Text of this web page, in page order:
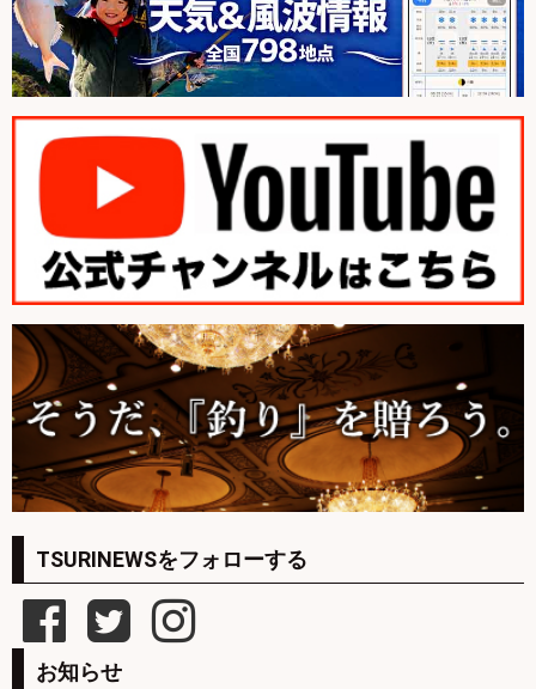
TSURINEWSをフォローする
お知らせ